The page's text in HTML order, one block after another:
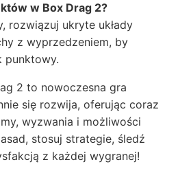
w Box Drag 2?
rozwiązuj ukryte układy
z wyprzedzeniem, by
punktowy.
2 to nowoczesna gra
się rozwija, oferując coraz
wyzwania i możliwości
stosuj strategie, śledź
z każdej wygranej!